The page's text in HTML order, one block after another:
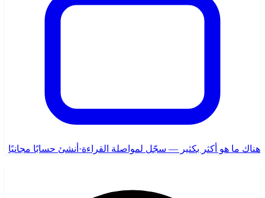
هناك ما هو أكثر بكثير — سجّل لمواصلة القراءة· أنشئ حسابًا مجانيًا